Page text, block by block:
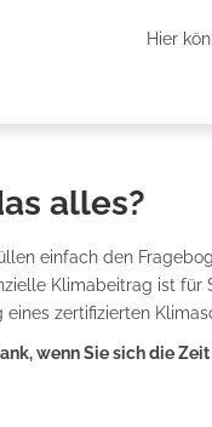
Hier
alles?
einfach den
Klimabeitrag ist
eines zertifizierten
wenn Sie sich die